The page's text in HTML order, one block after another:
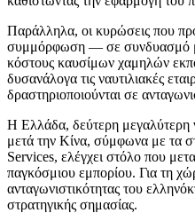
Παράλληλα, οι κυρώσεις που
συμμόρφωση — σε συνδυασμό
κόστους καυσίμων χαμηλών
δυσανάλογα τις ναυτιλιακές
δραστηριοποιούνται σε
Η Ελλάδα, δεύτερη μεγαλύτερη
μετά την Κίνα, σύμφωνα με τα
Services, ελέγχει στόλο που
παγκόσμιου εμπορίου. Για τη
ανταγωνιστικότητας του
στρατηγικής σημασίας.